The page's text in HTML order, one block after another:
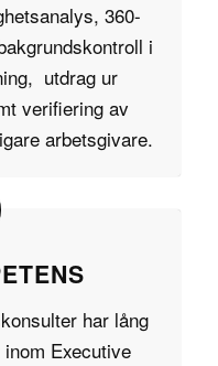
360-
i
utdrag ur
verifiering av
arbetsgivare.
har lång
Executive